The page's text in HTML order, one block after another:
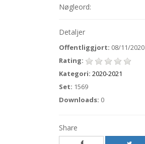
Nøgleord:
Detaljer
Offentliggjort: 08/11/2020
Rating:
Kategori: 2020-2021
Set: 1569
Downloads: 0
Share